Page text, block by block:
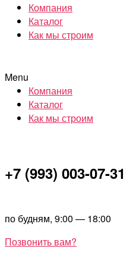
Компания
Каталог
Как мы строим
Menu
Компания
Каталог
Как мы строим
+7 (993) 003-07-31
по будням, 9:00 — 18:00
Позвонить вам?